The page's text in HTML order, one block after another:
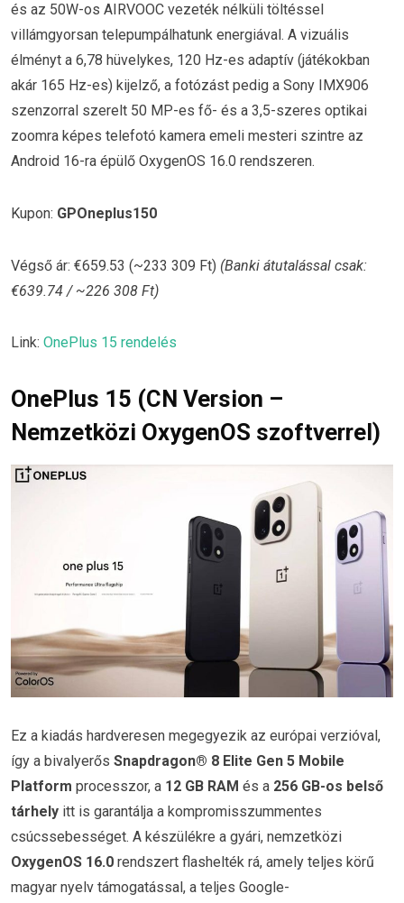
és az 50W-os AIRVOOC vezeték nélküli töltéssel
villámgyorsan telepumpálhatunk energiával. A vizuális
élményt a 6,78 hüvelykes, 120 Hz-es adaptív (játékokban
akár 165 Hz-es) kijelző, a fotózást pedig a Sony IMX906
szenzorral szerelt 50 MP-es fő- és a 3,5-szeres optikai
zoomra képes telefotó kamera emeli mesteri szintre az
Android 16-ra épülő OxygenOS 16.0 rendszeren.
Kupon: GPOneplus150
Végső ár: €659.53 (~233 309 Ft) (Banki átutalással csak:
€639.74 / ~226 308 Ft)
Link: OnePlus 15 rendelés
OnePlus 15 (CN Version –
Nemzetközi OxygenOS szoftverrel)
Ez a kiadás hardveresen megegyezik az európai verzióval,
így a bivalyerős Snapdragon® 8 Elite Gen 5 Mobile
Platform processzor, a 12 GB RAM és a 256 GB-os belső
tárhely itt is garantálja a kompromisszummentes
csúcssebességet. A készülékre a gyári, nemzetközi
OxygenOS 16.0 rendszert flashelték rá, amely teljes körű
magyar nyelv támogatással, a teljes Google-